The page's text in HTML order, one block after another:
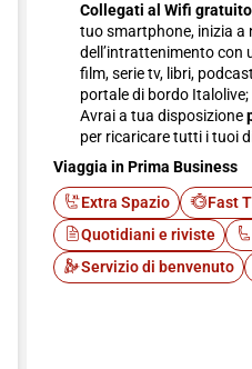
Collegati al Wifi
tuo smartphone, inizia a
dell’intrattenimento con
film, serie tv, libri,
portale di bordo Italolive;
Avrai a tua disposizione
per ricaricare tutti i tuoi
Viaggia in Prima Business
Extra Spazio
Fast
Quotidiani e riviste
Servizio di benvenuto